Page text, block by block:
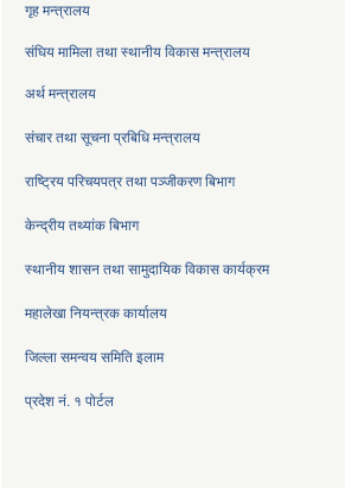
गृह मन्त्रालय
संघिय मामिला तथा स्थानीय विकास मन्त्रालय
अर्थ मन्त्रालय
संचार तथा सूचना प्रबिधि मन्त्रालय
राष्ट्रिय परिचयपत्र तथा पञ्जीकरण बिभाग
केन्द्रीय तथ्यांक बिभाग
स्थानीय शासन तथा सामुदायिक विकास कार्यक्रम
महालेखा नियन्त्रक कार्यालय
जिल्ला समन्वय समिति इलाम
प्रदेश नं. १ पोर्टल